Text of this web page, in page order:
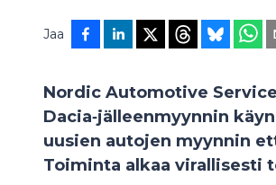
Jaa
Nordic Automotive
Dacia‑jälleenmyynnin
uusien autojen myynnin
Toiminta alkaa virallisesti